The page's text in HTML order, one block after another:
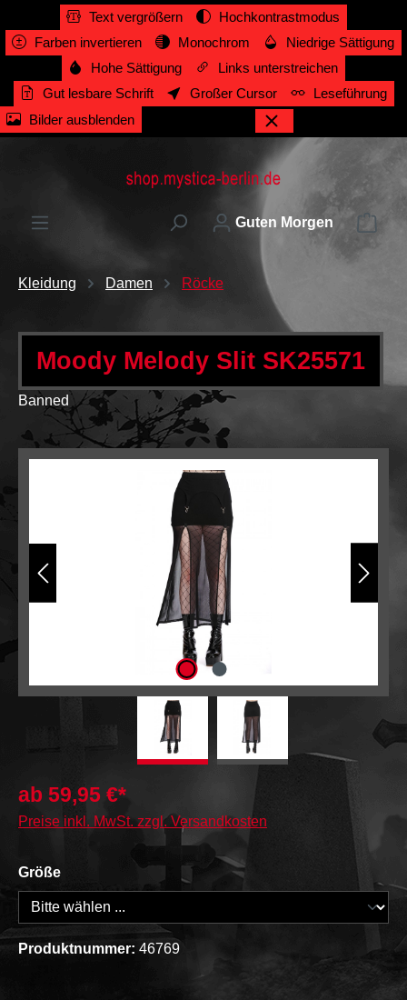
springen Text vergrößern
Hochkontrastmodus
Farben invertieren
Monochrom
Niedrige Sättigung
Hohe Sättigung
Links unterstreichen
Gut lesbare Schrift
Großer Cursor
Leseführung
Bilder ausblenden
Guten Morgen
Kleidung Damen Röcke
Moody Melody Slit SK25571
Banned
Bildergalerie überspringen
ab 59,95 €*
Preise inkl. MwSt. zzgl. Versandkosten
Größe
Produktnummer: 46769